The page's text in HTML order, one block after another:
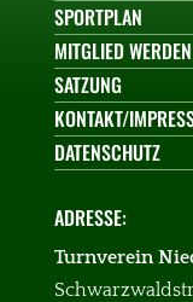
SPORTPLAN
MITGLIED WERDEN
SATZUNG
KONTAKT/
DATENSCHUTZ
ADRESSE:
Turnverein